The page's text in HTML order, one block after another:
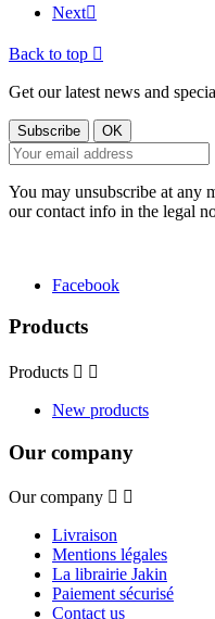
Next
Back to top 
Get our latest news and
You may unsubscribe at any
our contact info in the legal
Facebook
Products
Products  
New products
Our company
Our company  
Livraison
Mentions légales
La librairie Jakin
Paiement sécurisé
Contact us